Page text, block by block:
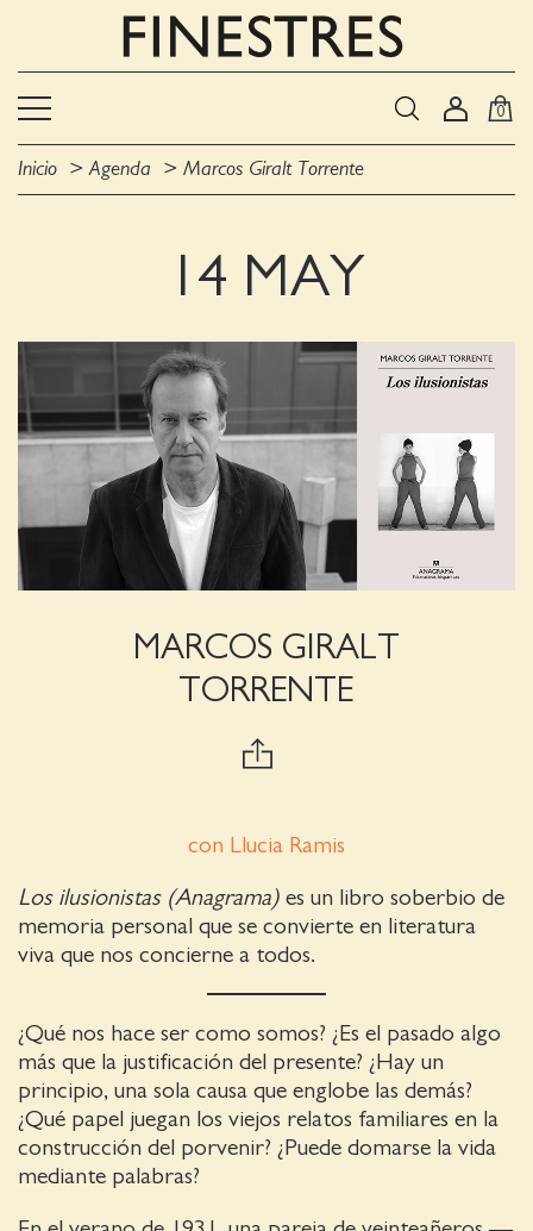
0
Inicio Agenda Marcos Giralt Torrente
14 MAY
MARCOS GIRALT
TORRENTE
con Llucia Ramis
Los ilusionistas (Anagrama) es un libro soberbio de
memoria personal que se convierte en literatura
viva que nos concierne a todos.
¿Qué nos hace ser como somos? ¿Es el pasado algo
más que la justificación del presente? ¿Hay un
principio, una sola causa que englobe las demás?
¿Qué papel juegan los viejos relatos familiares en la
construcción del porvenir? ¿Puede domarse la vida
mediante palabras?